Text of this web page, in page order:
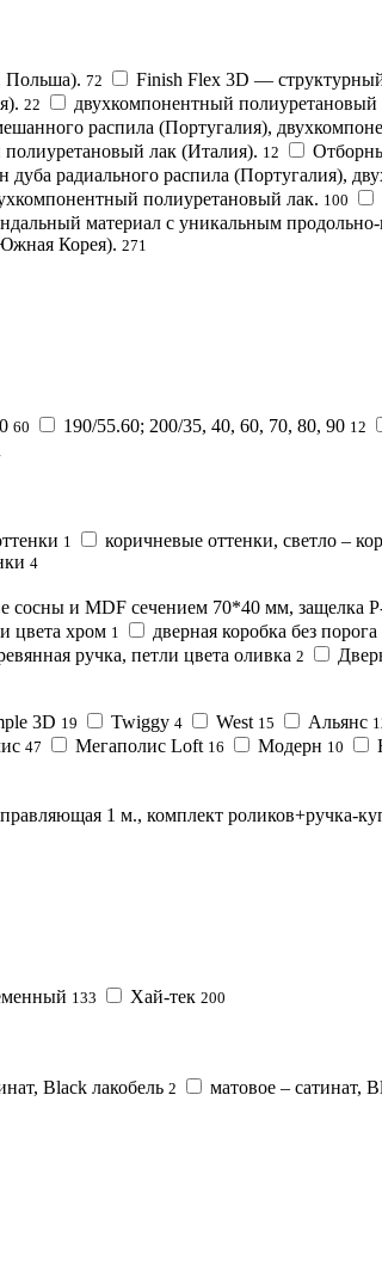
Польша). 72
Finish Flex 3D —
22 двухкомпонентный полиуретановый
распила (Португалия),
лак (Италия). 12
радиального распила (Португалия),
полиуретановый лак. 100
материал с уникальным
Корея). 271
60 190/55.60; 200/35, 40, 60, 70, 80, 90 12
1 коричневые оттенки, светло –
4
сосны и MDF сечением 70*40 мм, защелка
цвета хром 1
дверная коробка без
ручка, петли цвета оливка 2
3D 19 Twiggy 4 West 15 Альянс
47 Мегаполис Loft 16 Модерн 10
1 м., комплект роликов+ручка-
133 Хай-тек 200
Black лакобель 2 матовое – сатинат,